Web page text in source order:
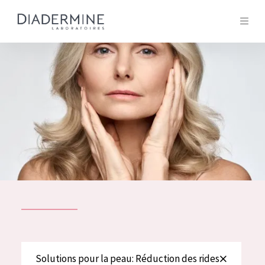
SOLUTIONS POUR LA PEAU
TOUS LES PRODUIT
Tous les Produit
ACCUEIL
Composition
À propos
Conseils Beauté
Solutions pour la peau: Réduction des rides